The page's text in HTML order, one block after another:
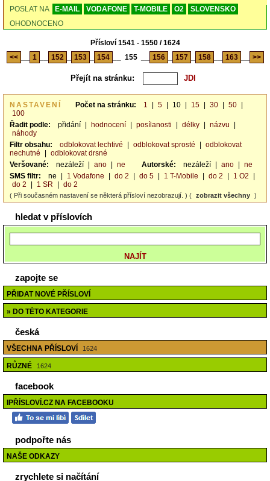
POSLAT NA E-MAIL VODAFONE T-MOBILE O2
SLOVENSKO
OHODNOCENO
Přísloví 1541 - 1550 / 1624
<<
1 152 153 154 155 156 157 158 163 >>
Přejít na stránku:
NASTAVENÍ Počet na stránku: 1 5 10 15 30 50
100
Řadit podle:
přidání hodnocení posílanosti délky názvu
náhody
Filtr obsahu:
odblokovat lechtivé odblokovat sprosté
odblokovat
nechutné
odblokovat drsné
Veršované:
nezáleží ano ne Autorské: nezáleží ano
ne
SMS filtr:
ne 1 Vodafone do 2 do 5 1 T-Mobile do 2 1 O2
do 2
1 SR do 2
( Při současném nastavení se některá přísloví nezobrazují. ) ( zobrazit všechny )
hledat v příslovích
zapojte se
PŘIDAT NOVÉ PŘÍSLOVÍ
» DO TÉTO KATEGORIE
česká
VŠECHNA PŘÍSLOVÍ 1624
RŮZNÉ 1624
facebook
IPŘÍSLOVÍ.CZ NA FACEBOOKU
podpořte nás
NAŠE ODKAZY
zrychlete si načítání